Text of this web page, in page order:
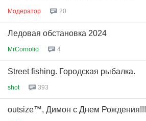
Модератор 20
Ледовая обстановка 2024
MrCornolio 4
Street fishing. Городская рыбалка.
shot 393
outsize™, Димон с Днем Рождения!!!